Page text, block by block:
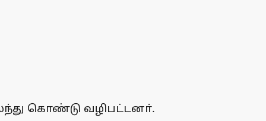
கொண்டு வழிபட்டனா்.